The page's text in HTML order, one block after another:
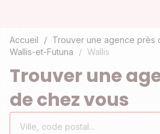
Agir avec l'Adie
Accueil
Trouver une agence près
Wallis-et-Futuna
Wallis
Trouver une
de chez vous
Rechercher
Ville,
code
0
résultat(s)